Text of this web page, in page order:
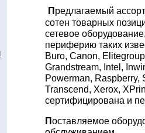
Предлагаемый
сотен товарных
сетевое
периферию таких
Buro, Canon,
Grandstream, Intel,
Powerman, Raspberry,
Transcend, Xerox,
сертифицирована и
Поставляемое